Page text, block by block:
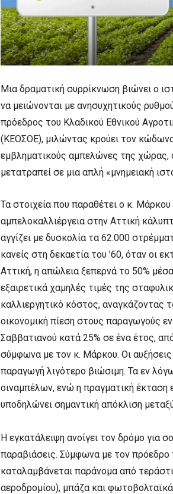
Μια δραματική συρρίκνωση βιώνει ο
να μειώνονται με ανησυχητικούς
πρόεδρος του Κλαδικού Εθνικού
(ΚΕΟΣΟΕ), μιλώντας κρούει τον
εμβληματικούς αμπελώνες της χώρας,
μετατραπεί σε μια απλή «μνημειακή
Τα στοιχεία που παραθέτει ο κ.
αμπελοκαλλιέργεια στην Αττική
αγγίζει με δυσκολία τα 62.000
κανείς στη δεκαετία του ’60, όταν οι
Αττική, η απώλεια ξεπερνά το 50%
εξαιρετικά χαμηλές τιμές της
καλλιεργητικό κόστος, αναγκάζοντας
οικονομική πίεση στους παραγωγούς
Σαββατιανού κατά 25% σε ένα έτος,
σύμφωνα με τον κ. Μάρκου. Οι
παραγωγή λιγότερο βιώσιμη. Τα εν
οιναμπέλων, ενώ η πραγματική έκταση
υποδηλώνει σημαντική απόκλιση
Η εγκατάλειψη ανοίγει τον δρόμο για
παραβιάσεις. Σύμφωνα με τον
καταλαμβάνεται παράνομα από
αεροδρομίου), μπάζα και